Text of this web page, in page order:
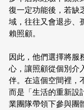
復一定功能後，若缺
域，往往又會退步、
賴照顧。
因此，他們選擇將服
心，讓照顧從個別介
伴。在這個空間裡，
而是「生活的重新設
業團隊帶領下參與團